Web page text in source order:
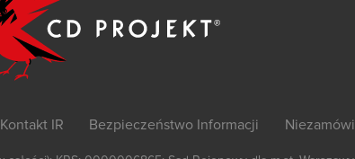
Kontakt IR Bezpieczeństwo Informacji